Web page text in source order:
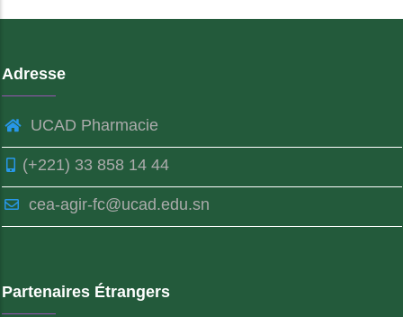
Adresse
UCAD Pharmacie
(+221) 33 858 14 44
cea-agir-fc@ucad.edu.sn
Partenaires Étrangers